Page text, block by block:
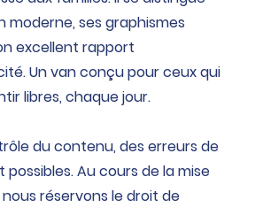
moderne, ses graphismes
excellent rapport
Un van conçu pour ceux qui
libres, chaque jour.
du contenu, des erreurs de
possibles. Au cours de la mise
réservons le droit de